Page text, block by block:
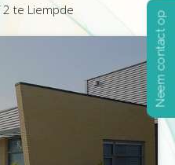
te Liempde
Neem contact op